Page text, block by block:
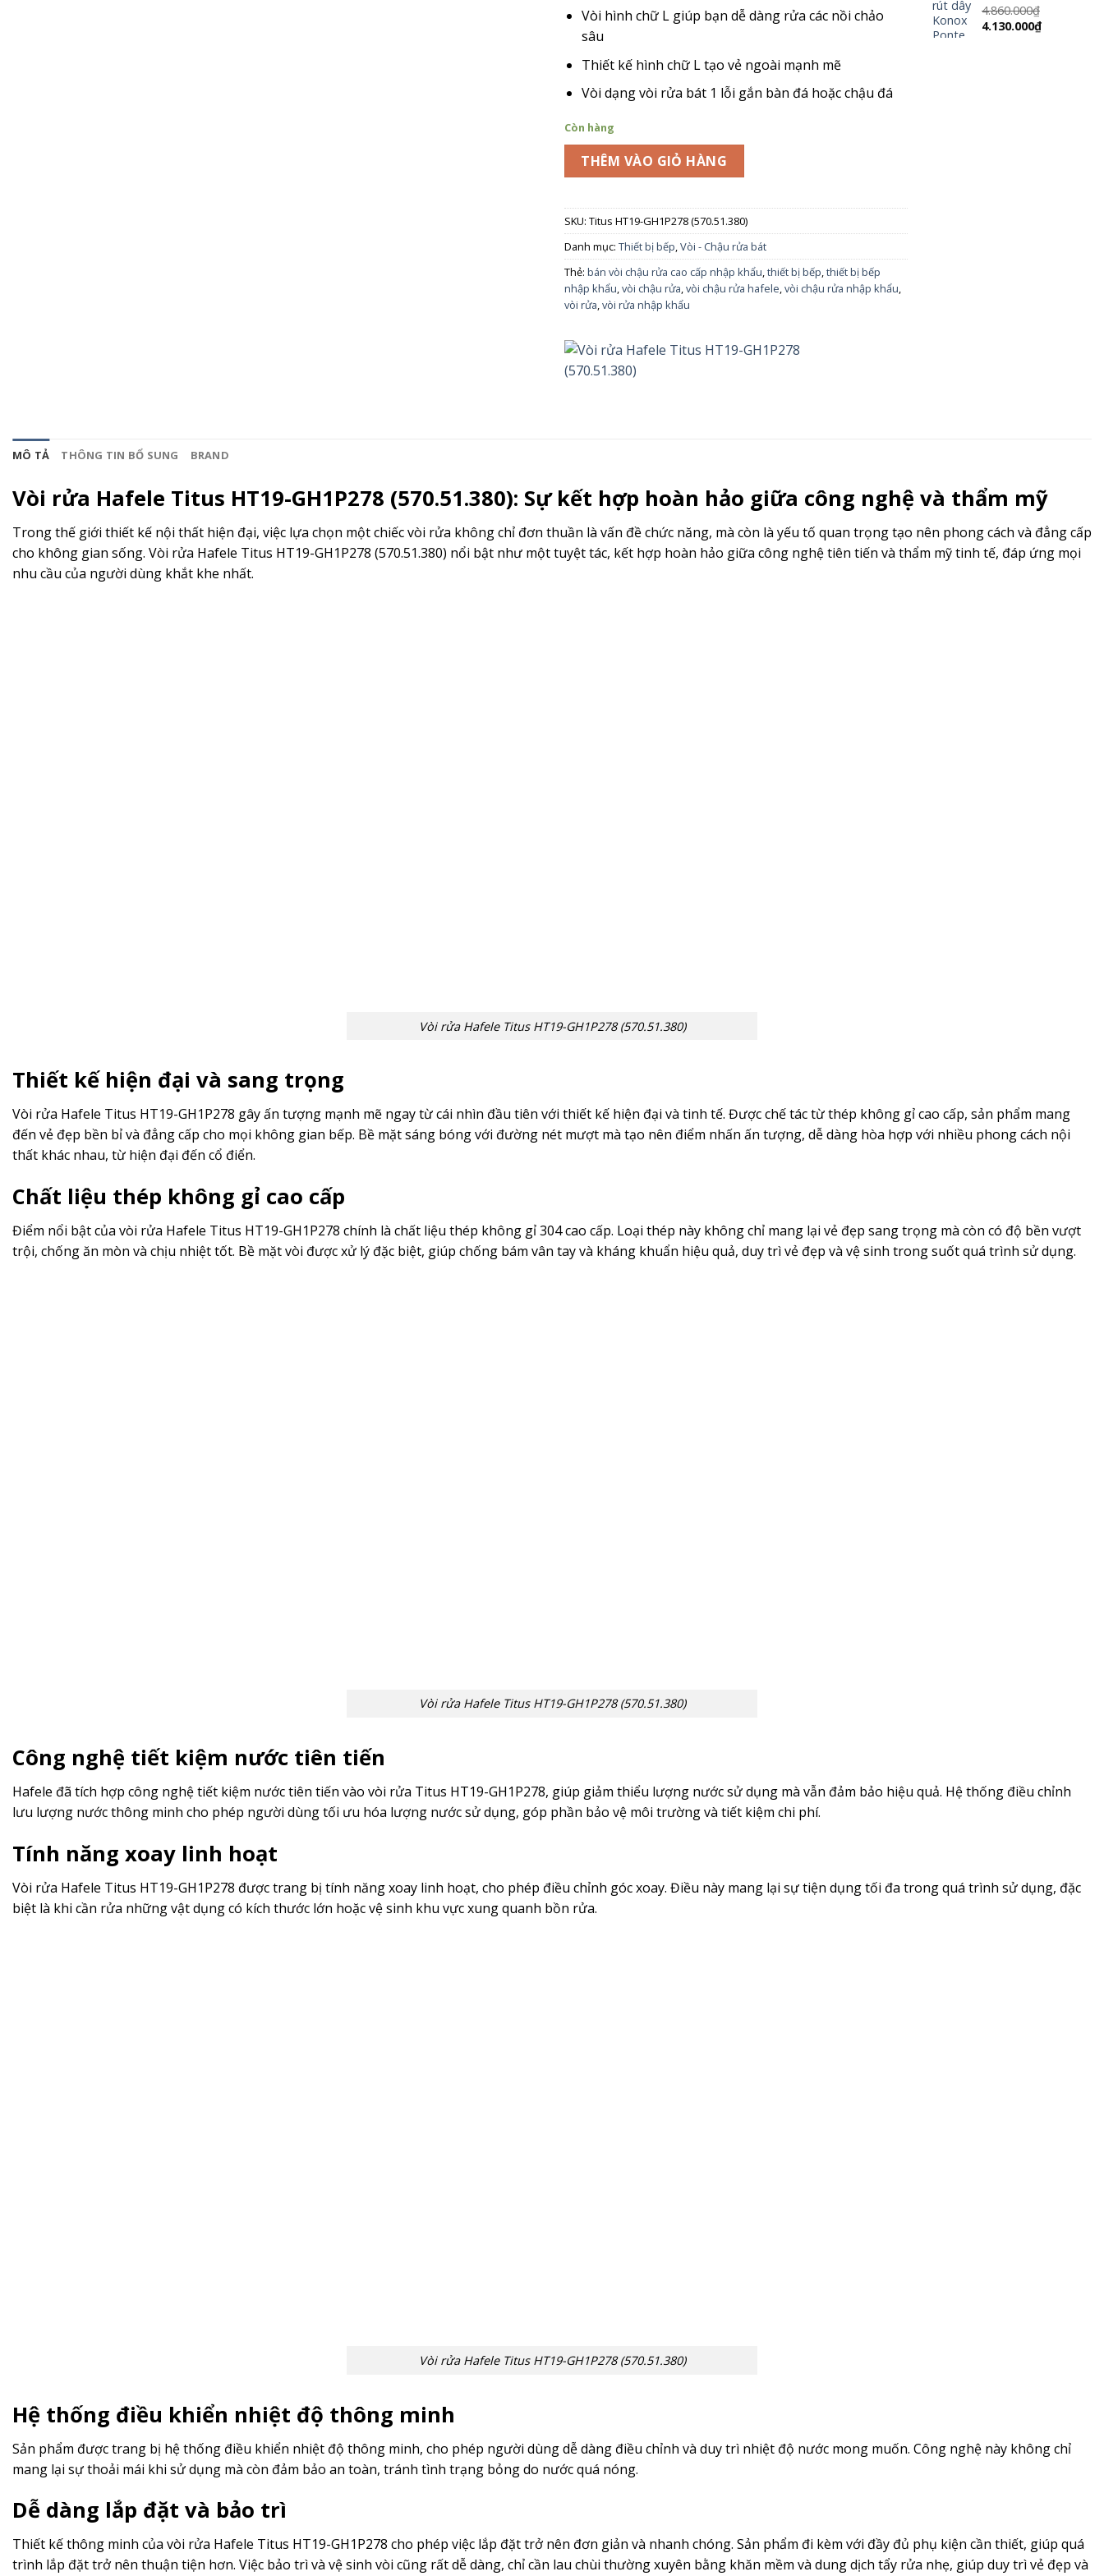
Vòi hình chữ L giúp bạn dễ dàng rửa các nồi chảo
sâu
Thiết kế hình chữ L tạo vẻ ngoài mạnh mẽ
Vòi dạng vòi rửa bát 1 lỗi gắn bàn đá hoặc chậu đá
Còn hàng
THÊM VÀO GIỎ HÀNG
SKU: Titus HT19-GH1P278 (570.51.380)
Danh mục: Thiết bị bếp Vòi - Chậu rửa bát
Thẻ: bán vòi chậu rửa cao cấp nhập khẩu thiết bị bếp thiết bị bếp
nhập khẩu vòi chậu rửa vòi chậu rửa hafele vòi chậu rửa nhập khẩu
vòi rửa vòi rửa nhập khẩu
4.860.000₫
Giá
4.130.000₫Giá
MÔ TẢ THÔNG TIN BỔ SUNG BRAND
Vòi rửa Hafele Titus HT19-GH1P278 (570.51.380): Sự kết hợp hoàn hảo giữa công nghệ và thẩm mỹ
Trong thế giới thiết kế nội thất hiện đại, việc lựa chọn một chiếc vòi rửa không chỉ đơn thuần là vấn đề chức năng, mà còn là yếu tố quan trọng tạo nên phong cách và đẳng cấp
cho không gian sống. Vòi rửa Hafele Titus HT19-GH1P278 (570.51.380) nổi bật như một tuyệt tác, kết hợp hoàn hảo giữa công nghệ tiên tiến và thẩm mỹ tinh tế, đáp ứng mọi
nhu cầu của người dùng khắt khe nhất.
Vòi rửa Hafele Titus HT19-GH1P278 (570.51.380)
Thiết kế hiện đại và sang trọng
Vòi rửa Hafele Titus HT19-GH1P278 gây ấn tượng mạnh mẽ ngay từ cái nhìn đầu tiên với thiết kế hiện đại và tinh tế. Được chế tác từ thép không gỉ cao cấp, sản phẩm mang
đến vẻ đẹp bền bỉ và đẳng cấp cho mọi không gian bếp. Bề mặt sáng bóng với đường nét mượt mà tạo nên điểm nhấn ấn tượng, dễ dàng hòa hợp với nhiều phong cách nội
thất khác nhau, từ hiện đại đến cổ điển.
Chất liệu thép không gỉ cao cấp
Điểm nổi bật của vòi rửa Hafele Titus HT19-GH1P278 chính là chất liệu thép không gỉ 304 cao cấp. Loại thép này không chỉ mang lại vẻ đẹp sang trọng mà còn có độ bền vượt
trội, chống ăn mòn và chịu nhiệt tốt. Bề mặt vòi được xử lý đặc biệt, giúp chống bám vân tay và kháng khuẩn hiệu quả, duy trì vẻ đẹp và vệ sinh trong suốt quá trình sử dụng.
Vòi rửa Hafele Titus HT19-GH1P278 (570.51.380)
Công nghệ tiết kiệm nước tiên tiến
Hafele đã tích hợp công nghệ tiết kiệm nước tiên tiến vào vòi rửa Titus HT19-GH1P278, giúp giảm thiểu lượng nước sử dụng mà vẫn đảm bảo hiệu quả. Hệ thống điều chỉnh
lưu lượng nước thông minh cho phép người dùng tối ưu hóa lượng nước sử dụng, góp phần bảo vệ môi trường và tiết kiệm chi phí.
Tính năng xoay linh hoạt
Vòi rửa Hafele Titus HT19-GH1P278 được trang bị tính năng xoay linh hoạt, cho phép điều chỉnh góc xoay. Điều này mang lại sự tiện dụng tối đa trong quá trình sử dụng, đặc
biệt là khi cần rửa những vật dụng có kích thước lớn hoặc vệ sinh khu vực xung quanh bồn rửa.
Vòi rửa Hafele Titus HT19-GH1P278 (570.51.380)
Hệ thống điều khiển nhiệt độ thông minh
Sản phẩm được trang bị hệ thống điều khiển nhiệt độ thông minh, cho phép người dùng dễ dàng điều chỉnh và duy trì nhiệt độ nước mong muốn. Công nghệ này không chỉ
mang lại sự thoải mái khi sử dụng mà còn đảm bảo an toàn, tránh tình trạng bỏng do nước quá nóng.
Dễ dàng lắp đặt và bảo trì
Thiết kế thông minh của vòi rửa Hafele Titus HT19-GH1P278 cho phép việc lắp đặt trở nên đơn giản và nhanh chóng. Sản phẩm đi kèm với đầy đủ phụ kiện cần thiết, giúp quá
trình lắp đặt trở nên thuận tiện hơn. Việc bảo trì và vệ sinh vòi cũng rất dễ dàng, chỉ cần lau chùi thường xuyên bằng khăn mềm và dung dịch tẩy rửa nhẹ, giúp duy trì vẻ đẹp và